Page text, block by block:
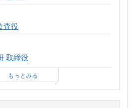
査役
取締役
もっとみる